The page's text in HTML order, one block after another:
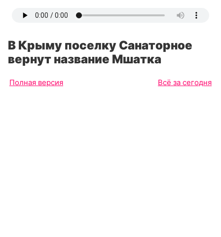
В Крыму поселку Санаторное
вернут название Мшатка
Полная версия Всё за сегодня